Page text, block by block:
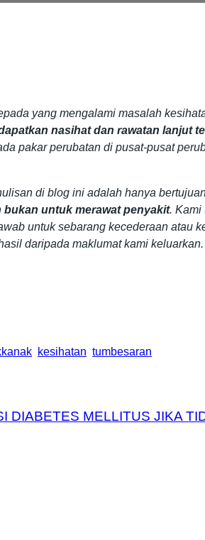
yang mengalami masalah
nasihat dan rawatan lanjut
pakar perubatan di pusat-pusat
di blog ini adalah hanya
bukan untuk merawat penyakit. Kami
untuk sebarang kecederaan atau
daripada maklumat kami keluarkan.
kesihatan tumbesaran
DIABETES MELLITUS JIKA